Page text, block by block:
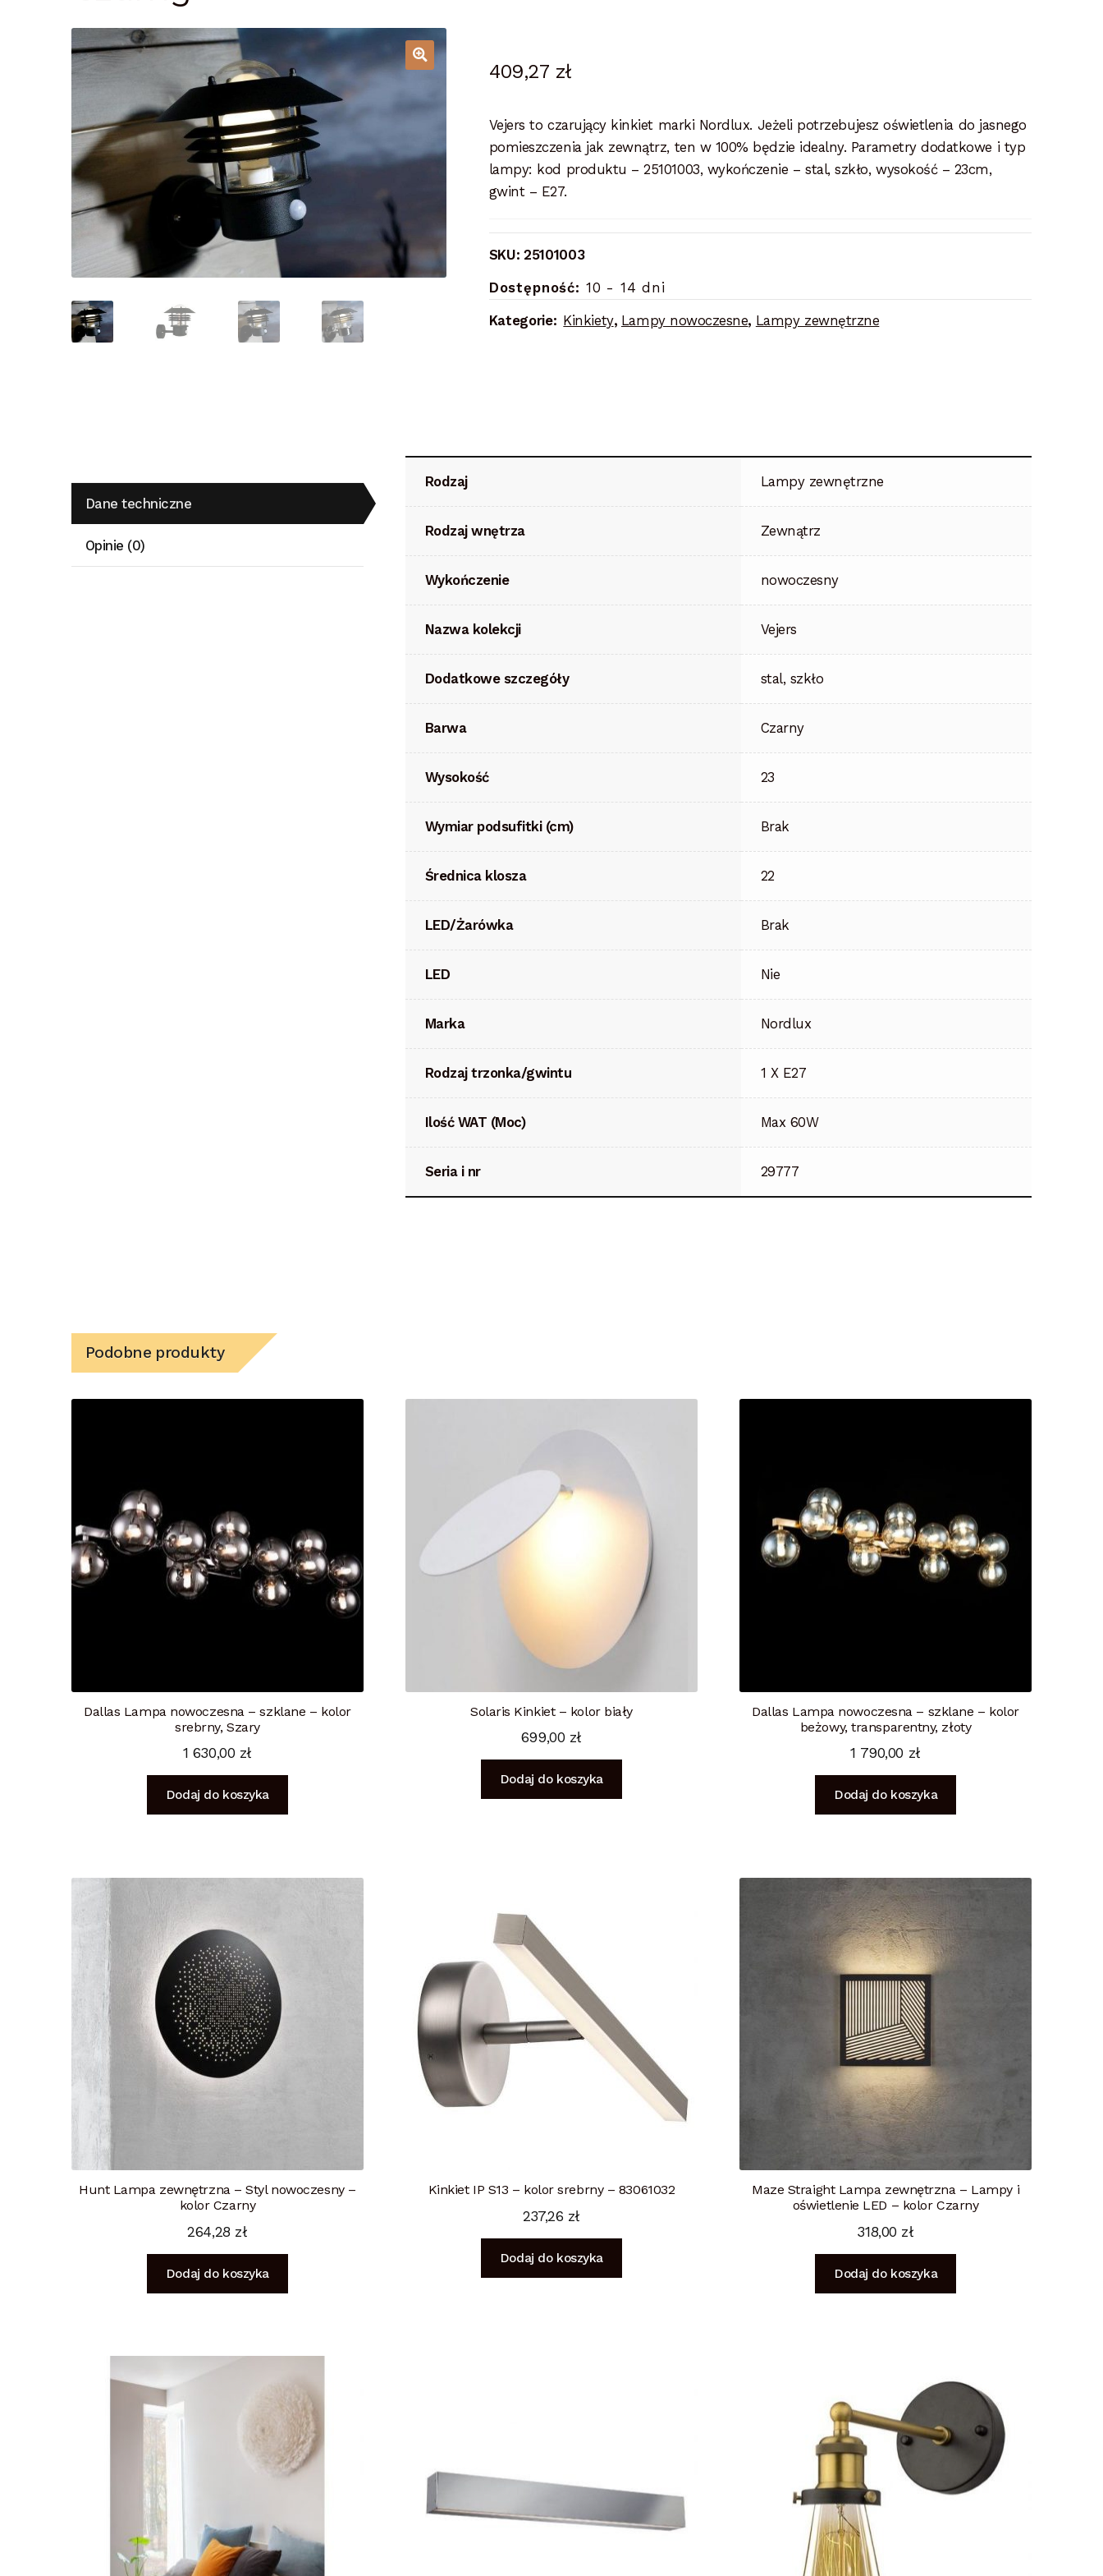
409,27 zł
Vejers to czarujący kinkiet marki Nordlux. Jeżeli potrzebujesz oświetlenia do jasnego
pomieszczenia jak zewnątrz, ten w 100% będzie idealny. Parametry dodatkowe i typ
lampy: kod produktu – 25101003, wykończenie – stal, szkło, wysokość – 23cm,
gwint – E27.
SKU: 25101003
Dostępność: 10 - 14 dni
Kategorie: Kinkiety, Lampy nowoczesne, Lampy zewnętrzne
Dane techniczne
Opinie (0)
Rodzaj Lampy zewnętrzne
Rodzaj wnętrza Zewnątrz
Wykończenie nowoczesny
Nazwa kolekcji Vejers
Dodatkowe szczegóły stal, szkło
Barwa Czarny
Wysokość 23
Wymiar podsufitki (cm) Brak
Średnica klosza 22
LED/Żarówka Brak
LED Nie
Marka Nordlux
Rodzaj trzonka/gwintu 1 X E27
Ilość WAT (Moc) Max 60W
Seria i nr 29777
Podobne produkty
Dallas Lampa nowoczesna – szklane – kolor
srebrny, Szary
1 630,00 zł
Dodaj do koszyka
Solaris Kinkiet – kolor biały
699,00 zł
Dodaj do koszyka
Dallas Lampa nowoczesna – szklane – kolor
beżowy, transparentny, złoty
1 790,00 zł
Dodaj do koszyka
Hunt Lampa zewnętrzna – Styl nowoczesny –
kolor Czarny
264,28 zł
Dodaj do koszyka
Kinkiet IP S13 – kolor srebrny – 83061032
237,26 zł
Dodaj do koszyka
Maze Straight Lampa zewnętrzna – Lampy i
oświetlenie LED – kolor Czarny
318,00 zł
Dodaj do koszyka